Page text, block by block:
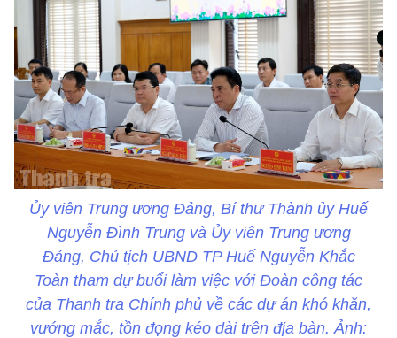
Ủy viên Trung ương Đảng, Bí thư Thành ủy Huế
Nguyễn Đình Trung và Ủy viên Trung ương
Đảng, Chủ tịch UBND TP Huế Nguyễn Khắc
Toàn tham dự buổi làm việc với Đoàn công tác
của Thanh tra Chính phủ về các dự án khó khăn,
vướng mắc, tồn đọng kéo dài trên địa bàn. Ảnh: